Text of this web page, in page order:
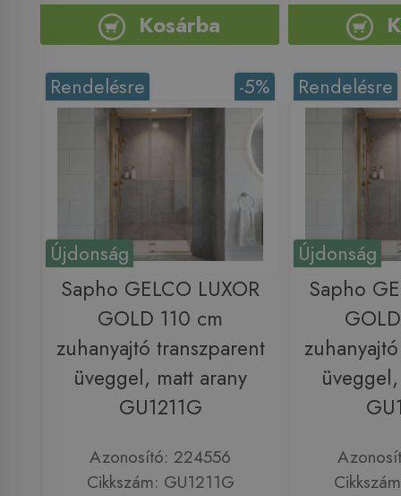
Kosárba
Újdonság
-5%
Rendelésre
Sapho GELCO LUXOR
GOLD 110 cm
zuhanyajtó transzparent
üveggel, matt arany
GU1211G
Azonosító: 224556
Cikkszám: GU1211G
Újdonság
Rendelésre
Sapho